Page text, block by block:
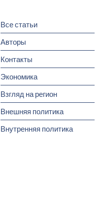
Все статьи
Авторы
Контакты
Экономика
Взгляд на регион
Внешняя политика
Внутренняя политика